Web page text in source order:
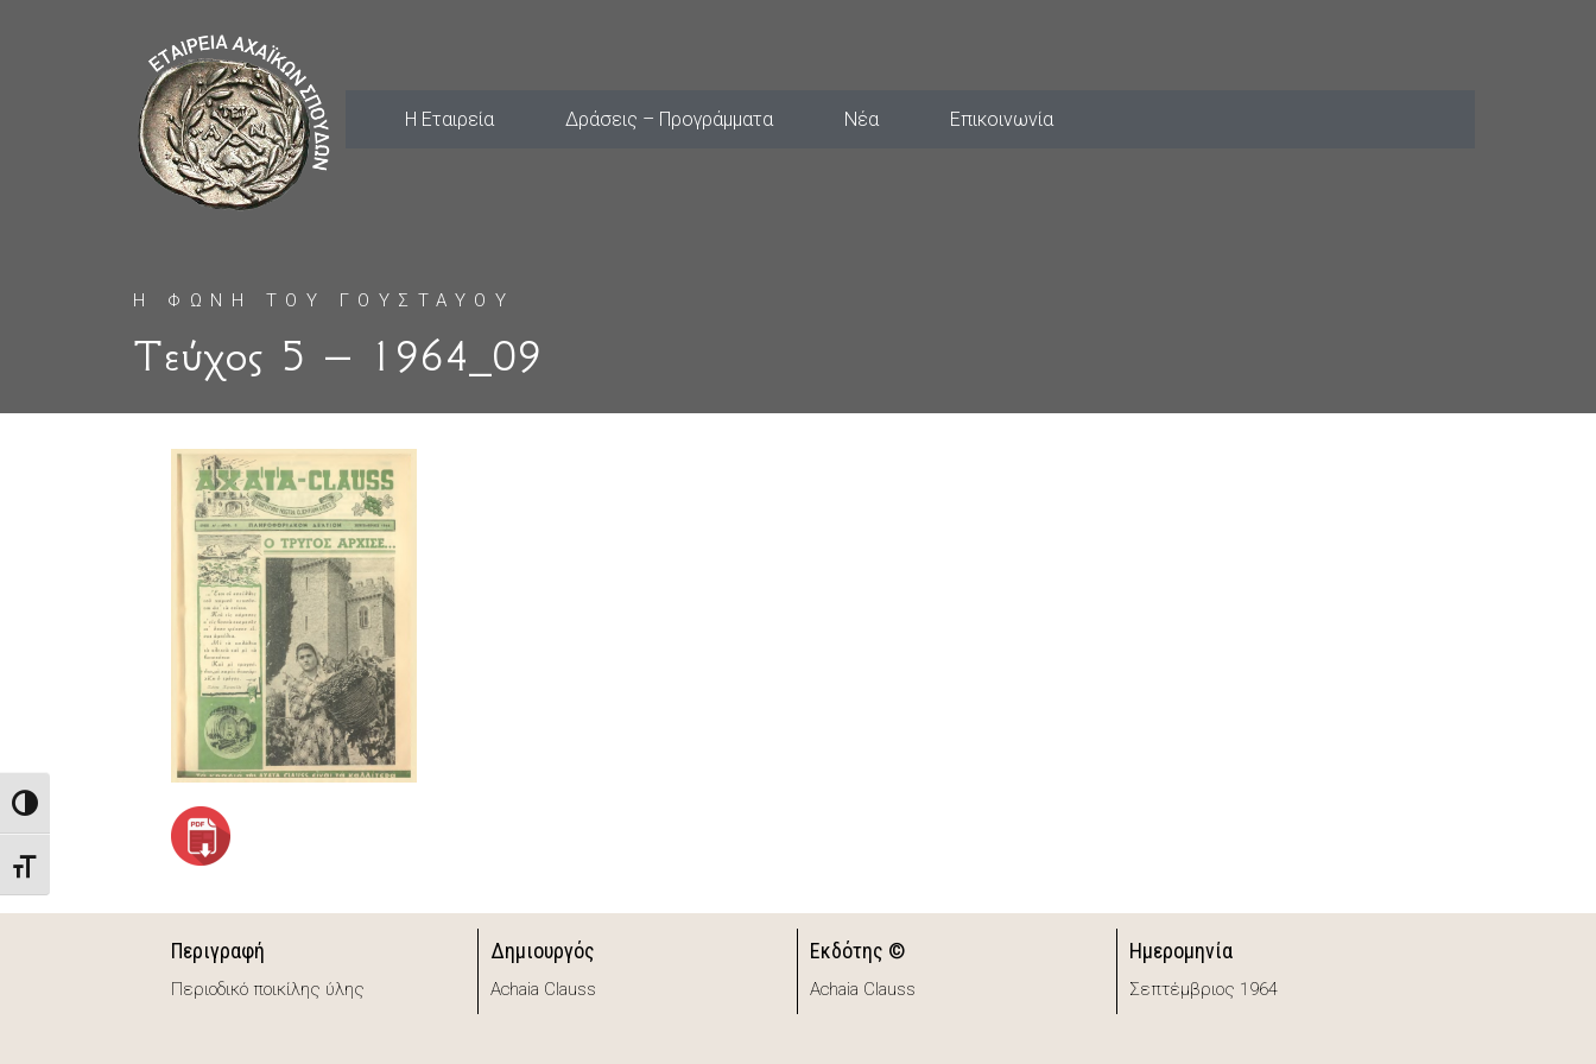
Toggle High Contrast
Toggle Font size
Η Εταιρεία Δράσεις – Προγράμματα Νέα Επικοινωνία
Η ΦΩΝΗ ΤΟΥ ΓΟΥΣΤΑΥΟΥ
Τεύχος 5 – 1964_09
Περιγραφή
Περιοδικό ποικίλης ύλης
Δημιουργός
Achaia Clauss
Εκδότης ©
Achaia Clauss
Ημερομηνία
Σεπτέμβριος 1964